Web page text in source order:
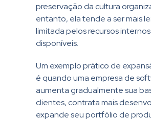
preservação da cultura
entanto, ela tende a ser mais
limitada pelos recursos internos
disponíveis.
Um exemplo prático de
é quando uma empresa de
aumenta gradualmente sua
clientes, contrata mais
expande seu portfólio de